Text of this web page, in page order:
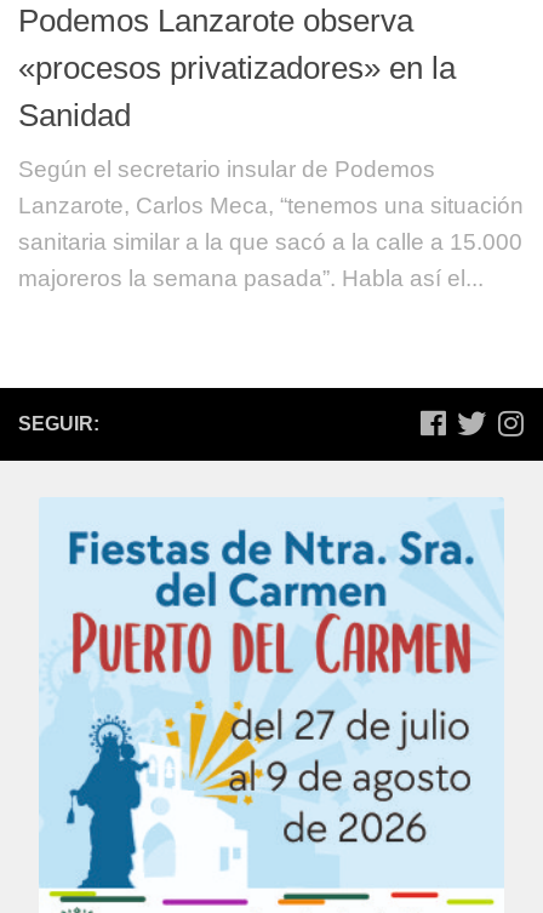
Podemos Lanzarote observa
«procesos privatizadores» en la
Sanidad
Según el secretario insular de Podemos
Lanzarote, Carlos Meca, “tenemos una situación
sanitaria similar a la que sacó a la calle a 15.000
majoreros la semana pasada”. Habla así el...
SEGUIR: